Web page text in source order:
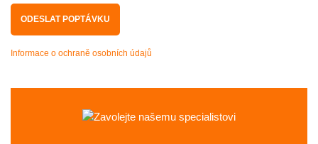
Informace o ochraně osobních údajů